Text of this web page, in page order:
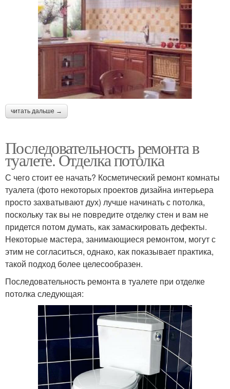
читать дальше →
Последовательность ремонта в
туалете. Отделка потолка
С чего стоит ее начать? Косметический ремонт комнаты
туалета (фото некоторых проектов дизайна интерьера
просто захватывают дух) лучше начинать с потолка,
поскольку так вы не повредите отделку стен и вам не
придется потом думать, как замаскировать дефекты.
Некоторые мастера, занимающиеся ремонтом, могут с
этим не согласиться, однако, как показывает практика,
такой подход более целесообразен.
Последовательность ремонта в туалете при отделке
потолка следующая: